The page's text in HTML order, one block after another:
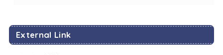
External Link